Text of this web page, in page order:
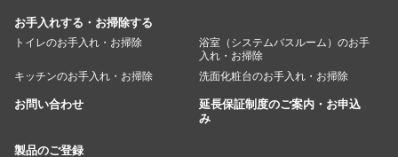
お手入れする・お掃除する
トイレのお手入れ・お掃除
浴室（システムバスルーム）のお手
入れ・お掃除
キッチンのお手入れ・お掃除
洗面化粧台のお手入れ・お掃除
お問い合わせ
延長保証制度のご案内・お申込
み
製品のご登録